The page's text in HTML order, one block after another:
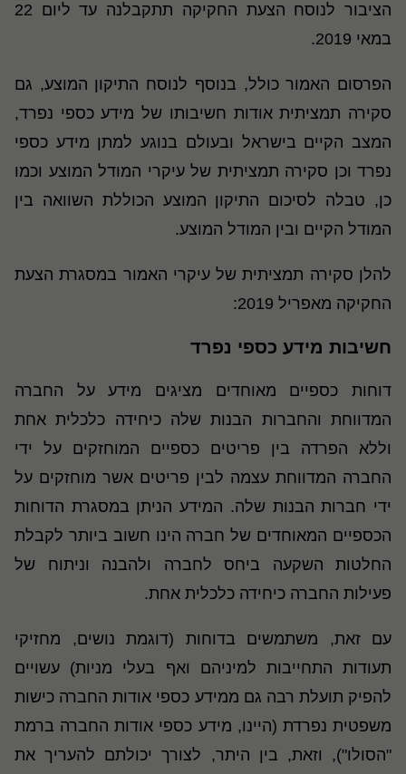
הציבור לנוסח הצעת החקיקה תתקבלנה עד ליום 22
במאי 2019.
הפרסום האמור כולל, בנוסף לנוסח התיקון המוצע, גם
סקירה תמציתית אודות חשיבותו של מידע כספי נפרד,
המצב הקיים בישראל ובעולם בנוגע למתן מידע כספי
נפרד וכן סקירה תמציתית של עיקרי המודל המוצע וכמו
כן, טבלה לסיכום התיקון המוצע הכוללת השוואה בין
המודל הקיים ובין המודל המוצע.
להלן סקירה תמציתית של עיקרי האמור במסגרת הצעת
החקיקה מאפריל 2019:
חשיבות מידע כספי נפרד
דוחות כספיים מאוחדים מציגים מידע על החברה
המדווחת והחברות הבנות שלה כיחידה כלכלית אחת
וללא הפרדה בין פריטים כספיים המוחזקים על ידי
החברה המדווחת עצמה לבין פריטים אשר מוחזקים על
ידי חברות הבנות שלה. המידע הניתן במסגרת הדוחות
הכספיים המאוחדים של חברה הינו חשוב ביותר לקבלת
החלטות השקעה ביחס לחברה ולהבנה וניתוח של
פעילות החברה כיחידה כלכלית אחת.
עם זאת, משתמשים בדוחות (דוגמת נושים, מחזיקי
תעודות התחייבות למיניהם ואף בעלי מניות) עשויים
להפיק תועלת רבה גם ממידע כספי אודות החברה כישות
משפטית נפרדת (היינו, מידע כספי אודות החברה ברמת
"הסולו"), וזאת, בין היתר, לצורך יכולתם להעריך את